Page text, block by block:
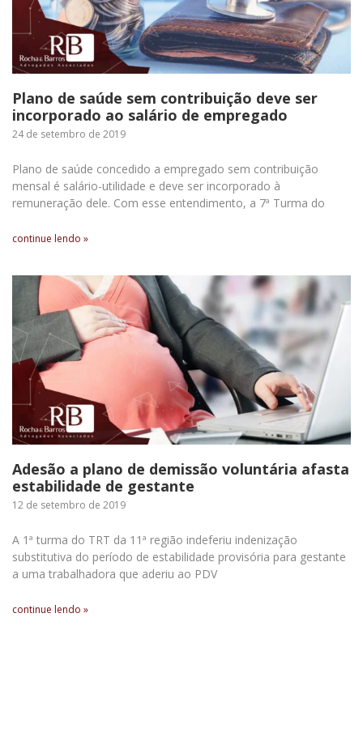
Plano de saúde sem contribuição deve ser
incorporado ao salário de empregado
24 de setembro de 2019
Plano de saúde concedido a empregado sem contribuição
mensal é salário-utilidade e deve ser incorporado à
remuneração dele. Com esse entendimento, a 7ª Turma do
continue lendo »
Adesão a plano de demissão voluntária afasta
estabilidade de gestante
12 de setembro de 2019
A 1ª turma do TRT da 11ª região indeferiu indenização
substitutiva do período de estabilidade provisória para gestante
a uma trabalhadora que aderiu ao PDV
continue lendo »